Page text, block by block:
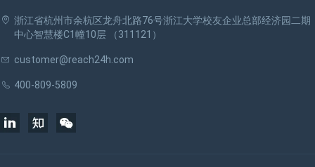
浙江省杭州市余杭区龙舟北路76号浙江大学校友企业总部经济园二期
中心智慧楼C1幢10层 （311121）
customer@reach24h.com
400-809-5809